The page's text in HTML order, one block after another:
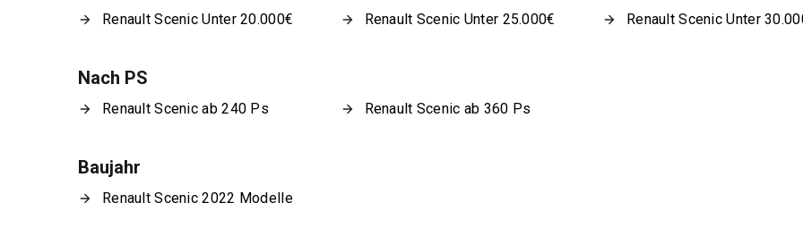
Renault Scenic Unter 20.000€ Renault Scenic Unter 25.000€ Renault Scenic Unter
Nach PS
Renault Scenic ab 240 Ps Renault Scenic ab 360 Ps
Baujahr
Renault Scenic 2022 Modelle